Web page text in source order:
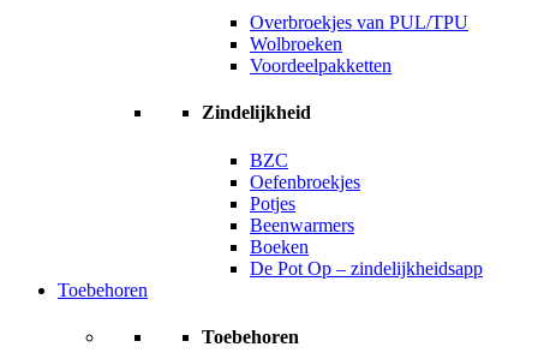
Overbroekjes van PUL/TPU
Wolbroeken
Voordeelpakketten
Zindelijkheid
BZC
Oefenbroekjes
Potjes
Beenwarmers
Boeken
De Pot Op – zindelijkheidsapp
Toebehoren
Toebehoren